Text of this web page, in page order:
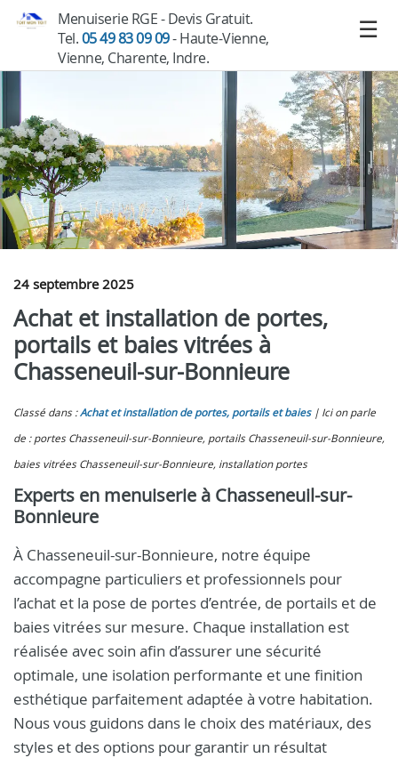
Menuiserie RGE - Devis Gratuit.
Tel.05 49 83 09 09- Haute-Vienne,
Vienne, Charente, Indre.
24 septembre 2025
Achat et installation de portes,
portails et baies vitrées à
Chasseneuil-sur-Bonnieure
Classé dans :Achat et installation de portes, portails et baies
Ici on parle
de : portes Chasseneuil-sur-Bonnieure, portails Chasseneuil-sur-Bonnieure,
baies vitrées Chasseneuil-sur-Bonnieure, installation portes
Experts en menuiserie à Chasseneuil-sur-
Bonnieure
À Chasseneuil-sur-Bonnieure, notre équipe
accompagne particuliers et professionnels pour
l’achat et la pose de portes d’entrée, de portails et de
baies vitrées sur mesure. Chaque installation est
réalisée avec soin afin d’assurer une sécurité
optimale, une isolation performante et une finition
esthétique parfaitement adaptée à votre habitation.
Nous vous guidons dans le choix des matériaux, des
styles et des options pour garantir un résultat